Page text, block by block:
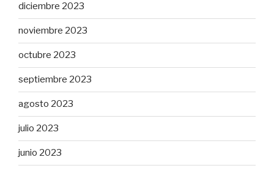
diciembre 2023
noviembre 2023
octubre 2023
septiembre 2023
agosto 2023
julio 2023
junio 2023